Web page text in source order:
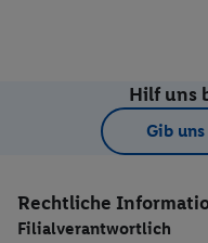
Hilf uns
Gib
Rechtliche
Filialverantwortlich